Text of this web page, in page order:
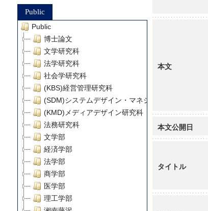
Public
Public
博士論文
文学研究科
法学研究科
社会学研究科
(KBS)経営管理研究科
(SDM)システムデザイン・マネジメント研究科
(KMD)メディアデザイン研究科
法務研究科
文学部
経済学部
法学部
商学部
医学部
理工学部
本文
本文公開日
タイトル